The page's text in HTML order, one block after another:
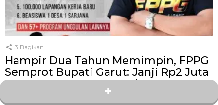
3 Bagikan
Hampir Dua Tahun Memimpin, FPPG
Semprot Bupati Garut: Janji Rp2 Juta
per KK Baru 1.000 Penerima, Target
100 Ribu Lapangan Kerja Masih Jadi